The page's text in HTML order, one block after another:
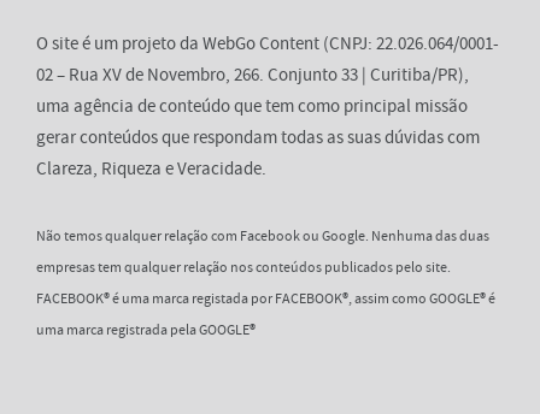
O site é um projeto da WebGo Content (CNPJ: 22.026.064/0001-
02 – Rua XV de Novembro, 266. Conjunto 33 | Curitiba/PR),
uma agência de conteúdo que tem como principal missão
gerar conteúdos que respondam todas as suas dúvidas com
Clareza, Riqueza e Veracidade.
Não temos qualquer relação com Facebook ou Google. Nenhuma das duas
empresas tem qualquer relação nos conteúdos publicados pelo site.
FACEBOOK® é uma marca registada por FACEBOOK®, assim como GOOGLE® é
uma marca registrada pela GOOGLE®